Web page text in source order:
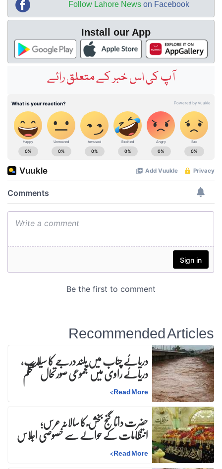
Follow Lahore News on Facebook
Install our App
آپ کی اس خبر کے متعلق رائے
Recommended Articles
دریائے چناب میں بلند درجے کا سیلاب،
دریائے راوی میں مجموعی صورتحال مستحکم
Read More
>
حضرت داتا گنج بخش ؒ کا سالانہ عرس;
انتظامات کے حوالے سے خصوصی اجلاس
Read More
>